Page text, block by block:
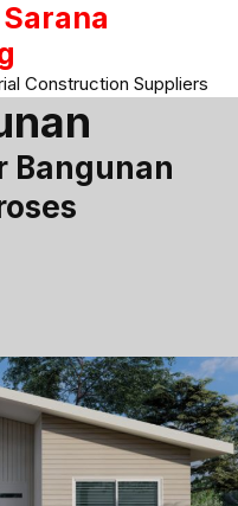
Construction Suppliers
Bangunan